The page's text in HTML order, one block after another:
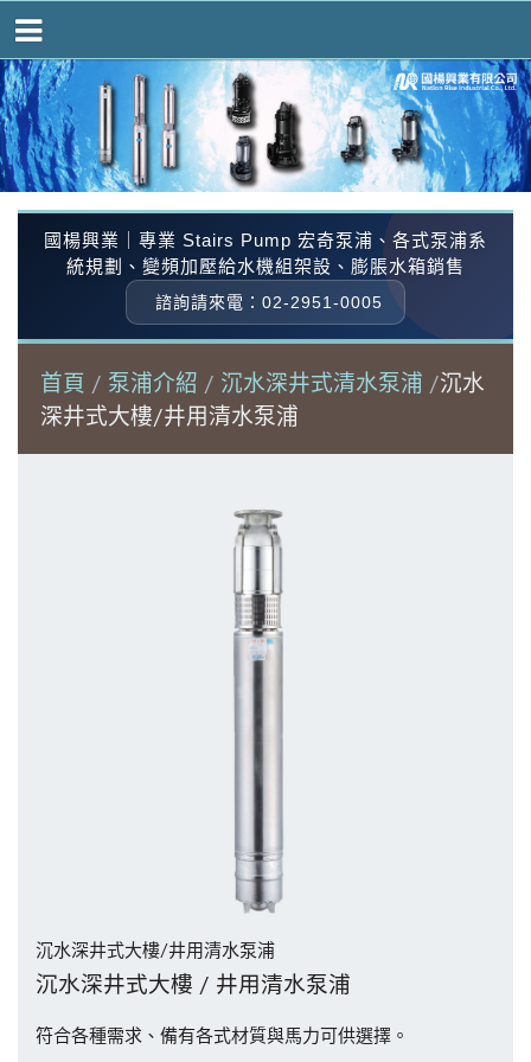
國楊興業｜專業 Stairs Pump 宏奇泵浦、各式泵浦系
統規劃、變頻加壓給水機組架設、膨脹水箱銷售
諮詢請來電：02-2951-0005
首頁 泵浦介紹 沉水深井式清水泵浦
沉水
深井式大樓/井用清水泵浦
沉水深井式大樓/井用清水泵浦
沉水深井式大樓 / 井用清水泵浦
符合各種需求、備有各式材質與馬力可供選擇。